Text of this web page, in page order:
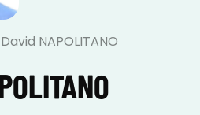
NAPOLITANO